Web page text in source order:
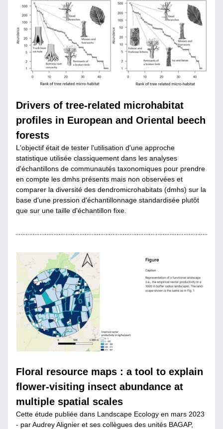
Drivers of tree-related microhabitat
profiles in European and Oriental beech
forests
L'objectif était de tester l'utilisation d'une approche
statistique utilisée classiquement dans les analyses
d'échantillons de communautés taxonomiques pour prendre
en compte les dmhs présents mais non observées et
comparer la diversité des dendromicrohabitats (dmhs) sur la
base d'une pression d'échantillonnage standardisée plutôt
que sur une taille d'échantillon fixe.
Floral resource maps : a tool to explain
flower-visiting insect abundance at
multiple spatial scales
Cette étude publiée dans Landscape Ecology en mars 2023
- par Audrey Alignier et ses collègues des unités BAGAP,